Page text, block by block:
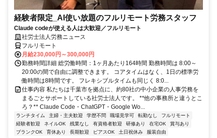
経験者限定_AI使い放題のフルリモート労務スタッフ
Claude codeが使える人は大歓迎／フルリモート
社労士法人労務ニュース
フルリモート
月給230,000円～300,000円
勤務時間詳細 総労働時間：1ヶ月あたり164時間 勤務時間は 8:00～
20:00の間で自由に調整できます。 コアタイムはなく、1日の標準労
働時間は8時間です。 フレキシブルタイムも同じく 8:0...
仕事内容 私たちは千葉市を拠点に、約80社の中小企業の人事労務を
まるごとサポートしている社労士法人です。 **他の事務所と違うとこ
ろ？** Claude Code・ChatGPT・Google Wo...
ランチタイム 主婦・主夫歓迎 学歴不問 職場見学可 転勤なし
フルリモート
経験者歓迎
ネイルOK 残業なし 有資格者歓迎 研修あり 在宅OK
賞与あり
ブランクOK
育休あり 長期歓迎 ピアスOK 土日祝休み 服装自由